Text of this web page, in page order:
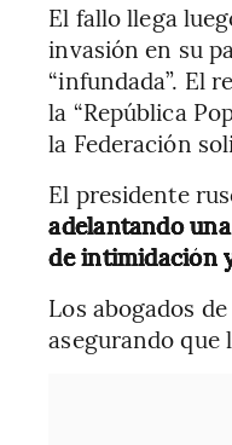
El fallo llega
invasión en su
“infundada”. El
la “República
la Federación
El presidente
adelantando
de intimidación
Los abogados
asegurando que